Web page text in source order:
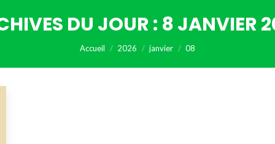
DU JOUR : 8 JANVIER
Accueil 2026 janvier 08